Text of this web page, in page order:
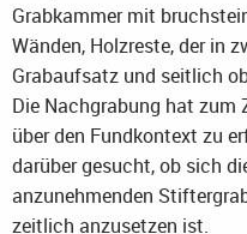
Grabkammer mit
Wänden, Holzreste, der in
Grabaufsatz und seitlich
Die Nachgrabung hat zum
über den Fundkontext zu
darüber gesucht, ob sich
anzunehmenden
zeitlich anzusetzen ist.